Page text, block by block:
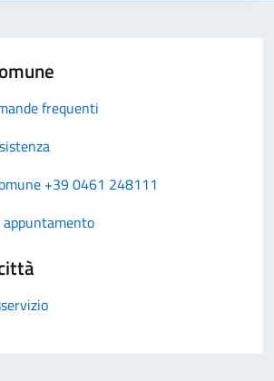
frequenti
+39 0461 248111